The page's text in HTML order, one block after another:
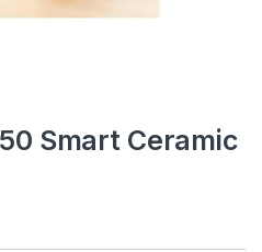
Smart Ceramic